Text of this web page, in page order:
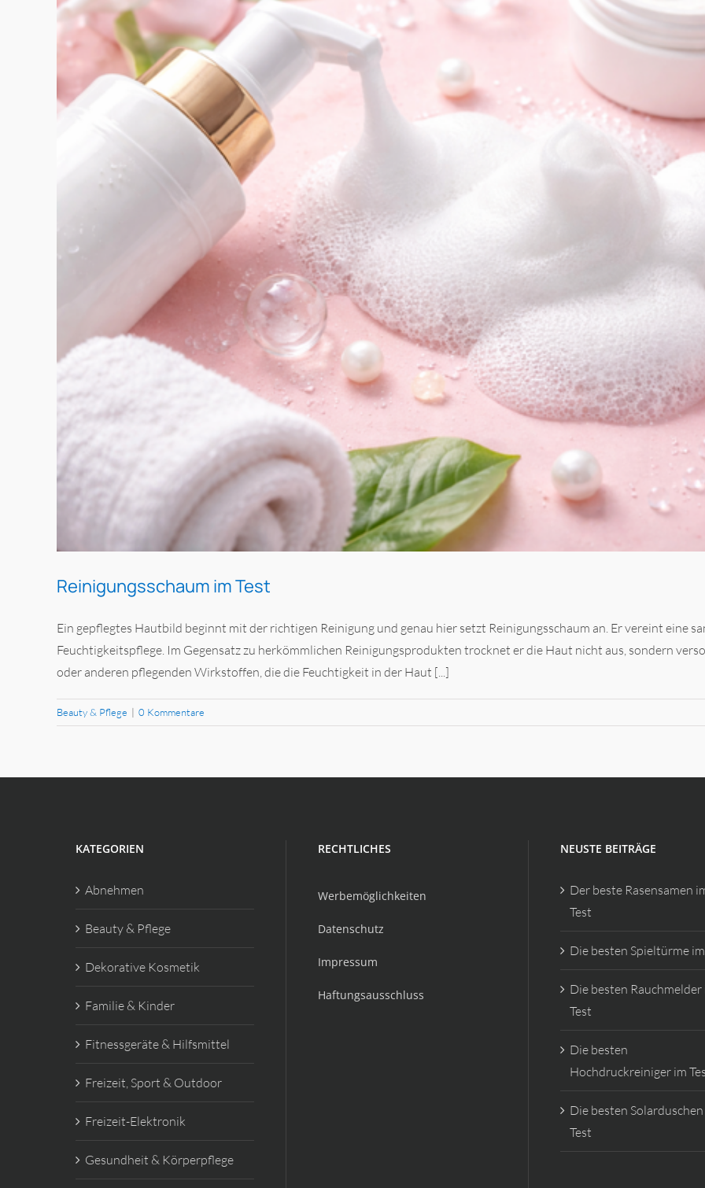
Reinigungsschaum im Test
Ein gepflegtes Hautbild beginnt mit der richtigen Reinigung und genau hier setzt Reinigungsschaum an. Er vereint eine
Feuchtigkeitspflege. Im Gegensatz zu herkömmlichen Reinigungsprodukten trocknet er die Haut nicht aus, sondern
oder anderen pflegenden Wirkstoffen, die die Feuchtigkeit in der Haut [...]
Beauty & Pflege | 0 Kommentare
KATEGORIEN
Abnehmen
Beauty & Pflege
Dekorative Kosmetik
Familie & Kinder
Fitnessgeräte & Hilfsmittel
Freizeit, Sport & Outdoor
Freizeit-Elektronik
Gesundheit & Körperpflege
RECHTLICHES
Werbemöglichkeiten
Datenschutz
Impressum
Haftungsausschluss
NEUSTE BEITRÄGE
Der beste Rasensamen
Test
Die besten Spieltürme
Die besten Rauchmelder
Test
Die besten
Hochdruckreiniger im
Die besten
Test